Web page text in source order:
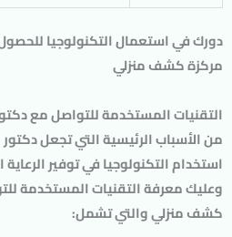
دورك في استعمال التكنولوجيا
مركزة كشف منزلي
التقنيات المستخدمة للتواصل مع
من الأسباب الرئيسية التي تجعل
استخدام التكنولوجيا في توفير
وعليك معرفة التقنيات المستخدمة
كشف منزلي والتي تشمل: